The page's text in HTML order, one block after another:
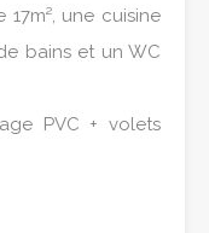
une cuisine
bains et un WC
PVC + volets